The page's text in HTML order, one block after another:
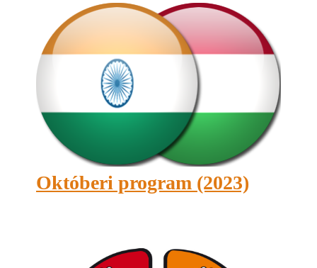
Októberi program (2023)